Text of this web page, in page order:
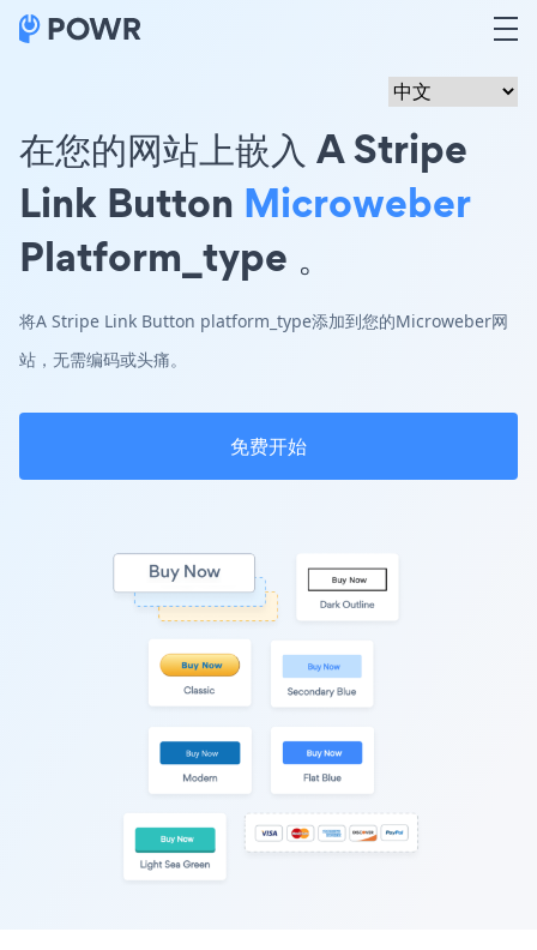
在您的网站上嵌入 A Stripe
Link Button Microweber
Platform_type 。
将A Stripe Link Button platform_type添加到您的Microweber网
站，无需编码或头痛。
免费开始